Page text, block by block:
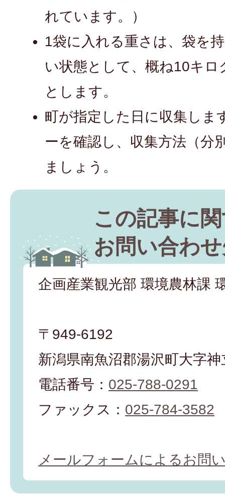
れています。）
1袋に入れる重さは、袋を
い状態として、概ね10キロ
とします。
町が指定した日に収集しま
ーを確認し、収集方法（分
ましょう。
この記事に
お問い合わ
企画産業観光部 環境農林課
〒949-6192
新潟県南魚沼郡湯沢町大字
電話番号： 025-788-0291
ファックス： 025-784-3582
メールフォームによるお問